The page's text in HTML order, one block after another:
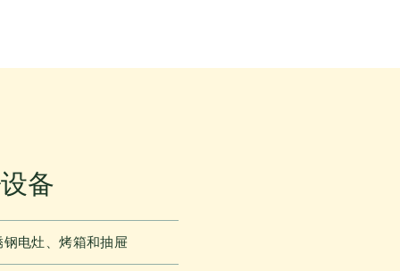
备
电灶、烤箱和抽屉